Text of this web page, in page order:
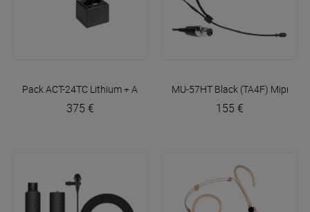
Pack ACT-24TC Lithium + ACT-2401 + MP-8Mipro
375 €
MU-57HT Black (TA4F) Mipro
155 €